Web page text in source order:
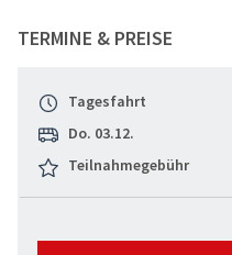
Gewinnspielinformationen
TERMINE & PREISE
Tagesfahrt
Do. 03.12.
Teilnahmegebühr